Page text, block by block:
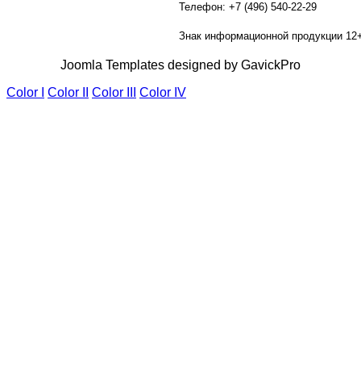
Телефон: +7 (496) 540-22-29
Знак информационной продукции
Joomla Templates designed by GavickPro
Color I
Color II Color III Color IV